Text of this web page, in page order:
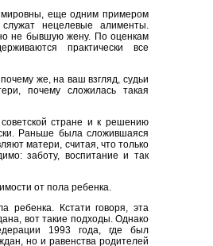
еще одним примером
служат нецелевые алименты.
не бывшую жену. По оценкам
практически все
же, на ваш взгляд, судьи
почему сложилась такая
стране и к решению
Раньше была сложившаяся
матери, считая, что только
заботу, воспитание и так
от пола ребенка.
ребенка. Кстати говоря, эта
вот такие подходы. Однако
1993 года, где был
но и равенства родителей